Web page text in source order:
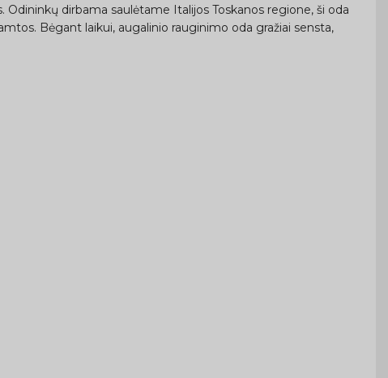
Odininkų dirbama saulėtame Italijos Toskanos regione, ši oda
Bėgant laikui, augalinio rauginimo oda gražiai sensta,